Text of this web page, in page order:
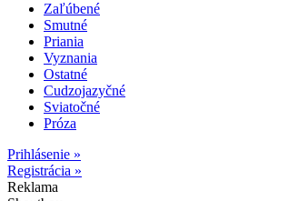
Zaľúbené
Smutné
Priania
Vyznania
Ostatné
Cudzojazyčné
Sviatočné
Próza
Prihlásenie »
Registrácia »
Reklama